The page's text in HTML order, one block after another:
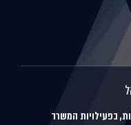
בפעילויות המשרד